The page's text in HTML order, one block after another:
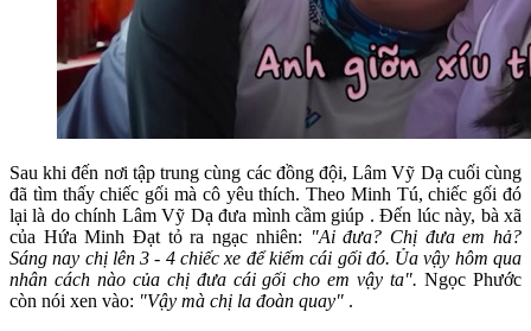
Sau khi đến nơi tập trung cùng các đồng đội, Lâm Vỹ Dạ cuối cùng
đã tìm thấy chiếc gối mà cô yêu thích. Theo Minh Tú, chiếc gối đó
lại là do chính Lâm Vỹ Dạ đưa mình cầm giúp . Đến lúc này, bà xã
của Hứa Minh Đạt tỏ ra ngạc nhiên: "Ai đưa? Chị đưa em hả?
Sáng nay chị lên 3 - 4 chiếc xe để kiếm cái gối đó. Ủa vậy hôm qua
nhân cách nào của chị đưa cái gối cho em vậy ta".Ngọc Phước
còn nói xen vào: "Vậy mà chị la đoàn quay" .